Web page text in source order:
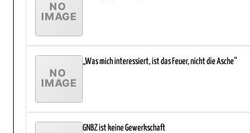
„Was mich interessiert, ist das Feuer, nicht die Asche“
GNBZ ist keine Gewerkschaft